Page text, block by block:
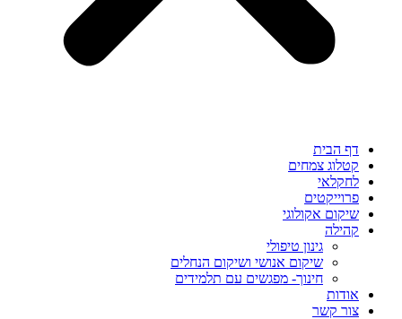
דף הבית
קטלוג צמחים
לחקלאי
פרוייקטים
שיקום אקולוגי
קהילה
גינון טיפולי
שיקום אנושי ושיקום הנחלים
חינוך- מפגשים עם תלמידים
אודות
צור קשר